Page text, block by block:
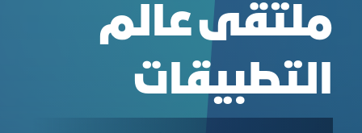
ملتقى عالم
التطبيقات